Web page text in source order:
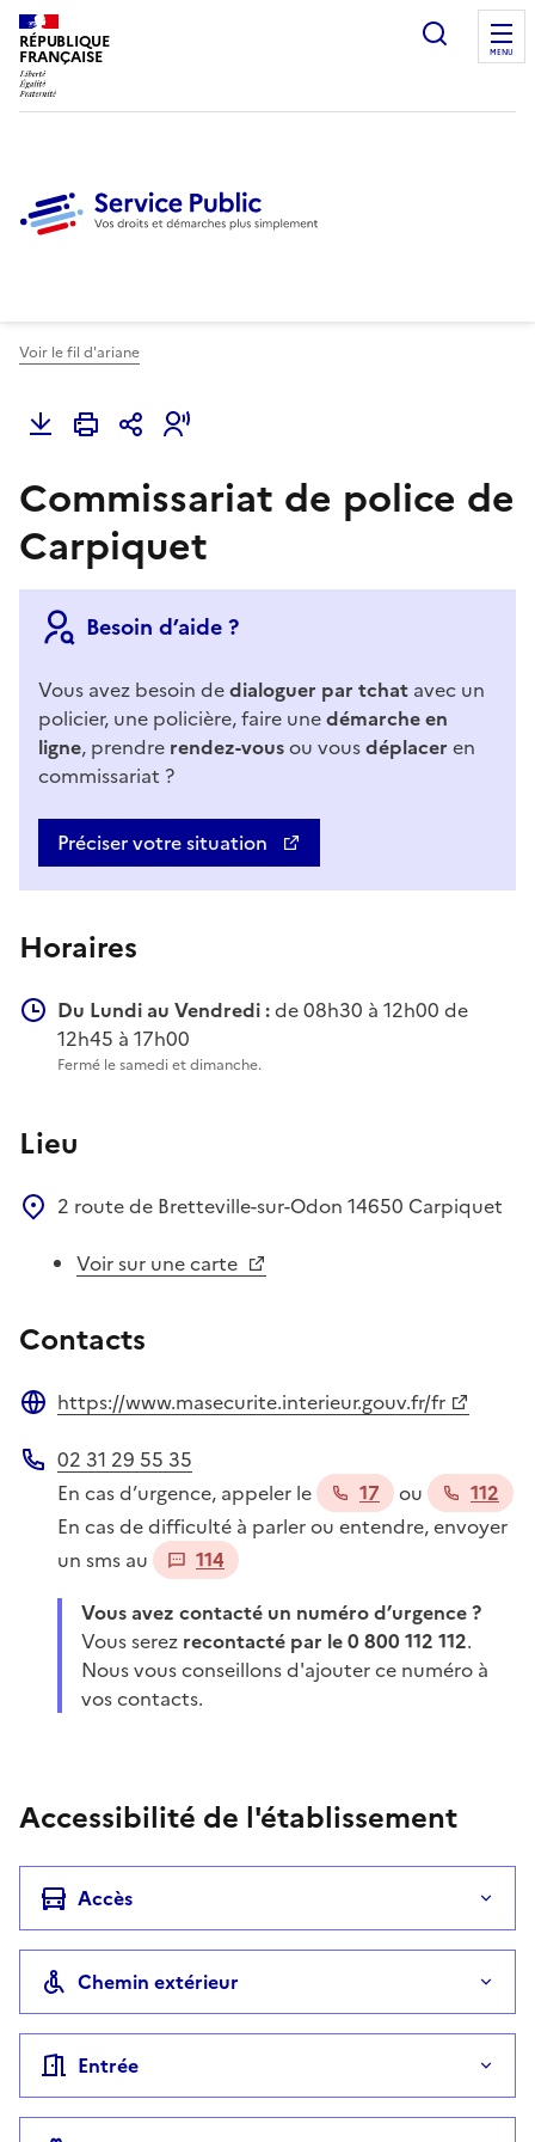
RÉPUBLIQUE
FRANÇAISE
Ouvrir
MENU
Voir le fil d'ariane
Commissariat de police de
Carpiquet
Besoin d’aide ?
Vous avez besoin dedialoguer par tchat avec un
policier, une policière, faire unedémarche en
ligne, prendre rendez-vousou vousdéplacer en
commissariat ?
Préciser votre situation
Horaires
Du Lundi au Vendredi :de 08h30 à 12h00 de
12h45 à 17h00
Fermé le samedi et dimanche.
Lieu
2 route de Bretteville-sur-Odon 14650 Carpiquet
Voir sur une carte
Contacts
https://www.masecurite.interieur.gouv.fr/fr
Téléphone
02 31 29 55 35
En cas d’urgence, appeler le
17 ou
112
En cas de difficulté à parler ou entendre, envoyer
un sms au
114
Vous avez contacté un numéro d’urgence ?
Vous serez recontacté par le 0 800 112 112.
Nous vous conseillons d'ajouter ce numéro à
vos contacts.
Accessibilité de l'établissement
Accès
Chemin extérieur
Entrée